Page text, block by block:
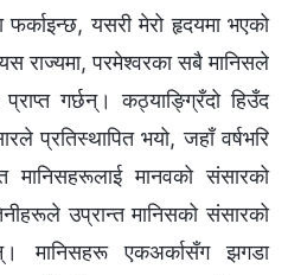
फर्काइन्छ, यसरी मेरो हृदयमा भएको
राज्यमा, परमेश्‍वरका सबै मानिसले
गर्छन्। कठ्याङ्ग्रिँदो हिउँद
प्रतिस्थापित भयो, जहाँ वर्षभरि
मानिसहरूलाई मानवको संसारको
उप्रान्त मानिसको संसारको
मानिसहरू एकअर्कासँग झगडा